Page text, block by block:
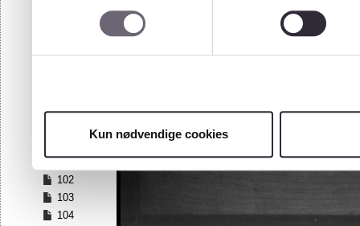
Kun nødvendige cookies
95
98
101
102
103
104